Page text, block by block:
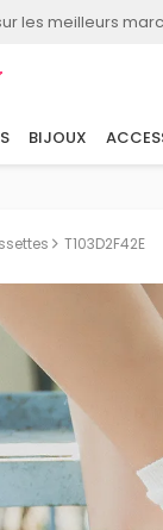
les meilleurs
BIJOUX
T103D2F42E